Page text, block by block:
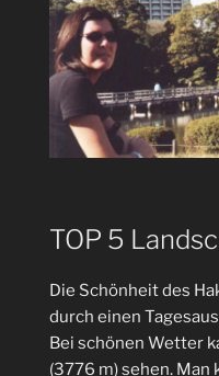
TOP 5
Die Schönheit des
durch einen
Bei schönen Wetter
(3776 m) sehen.